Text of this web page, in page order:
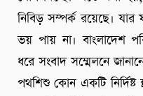
নিবিড় সম্পর্ক রয়েছে।
ভয় পায় না। বাংলাদেশ
ধরে সংবাদ সম্মেলনে
পথশিশু কোন একটি